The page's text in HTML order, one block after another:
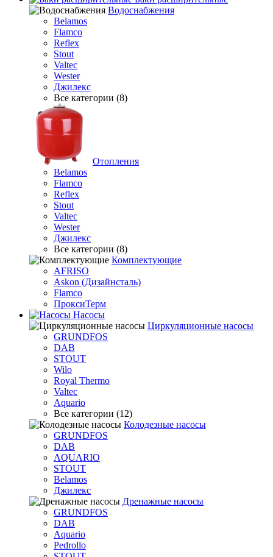
Водоснабжения
Belamos
Flamco
Reflex
Stout
Valtec
Wester
Джилекс
Все категории (8)
Отопления
Belamos
Flamco
Reflex
Stout
Valtec
Wester
Джилекс
Все категории (8)
Комплектующие
AFRISO
Askon (Дизайнсталь)
Flamco
ПроксиТерм
Насосы
Циркуляционные насосы
GRUNDFOS
DAB
STOUT
Wilo
Royal Thermo
Valtec
Aquario
Все категории (12)
Колодезные насосы
GRUNDFOS
DAB
AQUARIO
STOUT
Belamos
Джилекс
Дренажные насосы
GRUNDFOS
DAB
Aquario
Pedrollo